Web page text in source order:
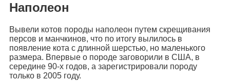
Наполеон
Вывели котов породы наполеон путем скрещивания
персов и манчкинов, что по итогу вылилось в
появление кота с длинной шерстью, но маленького
размера. Впервые о породе заговорили в США, в
середине 90-х годов, а зарегистрировали породу
только в 2005 году.